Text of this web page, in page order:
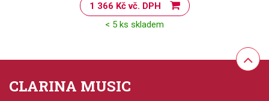
1 366 Kč vč. DPH
< 5 ks skladem
CLARINA MUSIC